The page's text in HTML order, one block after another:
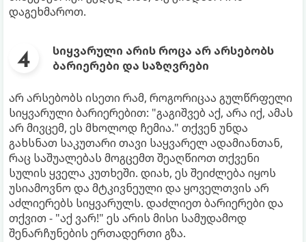
დაგეხმაროთ.
სიყვარული არის როცა არ არსებობს
ბარიერები და საზღვრები
არ არსებობს ისეთი რამ, როგორიცაა გულწრფელი
სიყვარული ბარიერებით: "გაგიშვებ აქ, არა იქ, ამას
არ მივცემ, ეს მხოლოდ ჩემია." თქვენ უნდა
გახსნათ საკუთარი თავი საყვარელ ადამიანთან,
რაც საშუალებას მოგცემთ შეაღწიოთ თქვენი
სულის ყველა კუთხეში. დიახ, ეს შეიძლება იყოს
უსიამოვნო და მტკივნეული და ყოველთვის არ
აძლიერებს სიყვარულს. დაძლიეთ ბარიერები და
თქვით - "აქ ვარ!" ეს არის მისი სამუდამოდ
შენარჩუნების ერთადერთი გზა.